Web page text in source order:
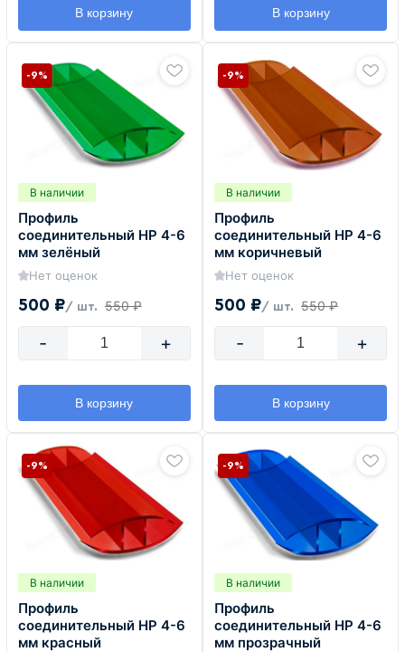
В корзину В корзину
В наличии
Профиль
соединительный HP 4-6
мм зелёный
Нет оценок
500 ₽/ шт. 550 ₽
-9%
- +
В корзину
В наличии
Профиль
соединительный HP 4-6
мм коричневый
Нет оценок
500 ₽/ шт. 550 ₽
-9%
- +
В корзину
В наличии
Профиль
соединительный HP 4-6
мм красный
-9%
В наличии
Профиль
соединительный HP 4-6
мм прозрачный
-9%